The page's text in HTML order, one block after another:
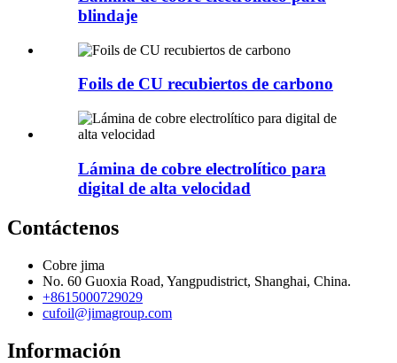
blindaje
Foils de CU recubiertos de carbono
Lámina de cobre electrolítico para
digital de alta velocidad
Contáctenos
Cobre jima
No. 60 Guoxia Road, Yangpudistrict, Shanghai, China.
+8615000729029
cufoil@jimagroup.com
Información